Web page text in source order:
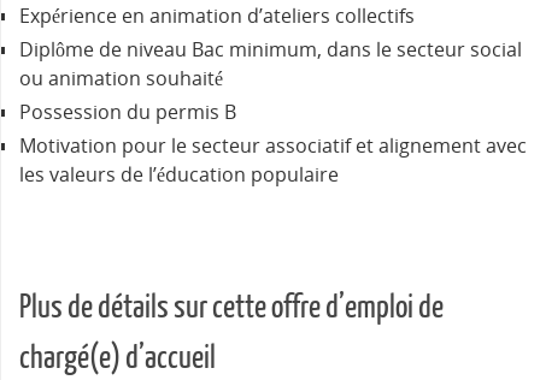
Expérience en animation d’ateliers collectifs
Diplôme de niveau Bac minimum, dans le secteur social
ou animation souhaité
Possession du permis B
Motivation pour le secteur associatif et alignement avec
les valeurs de l’éducation populaire
Plus de détails sur cette offre d’emploi de
chargé(e) d’accueil